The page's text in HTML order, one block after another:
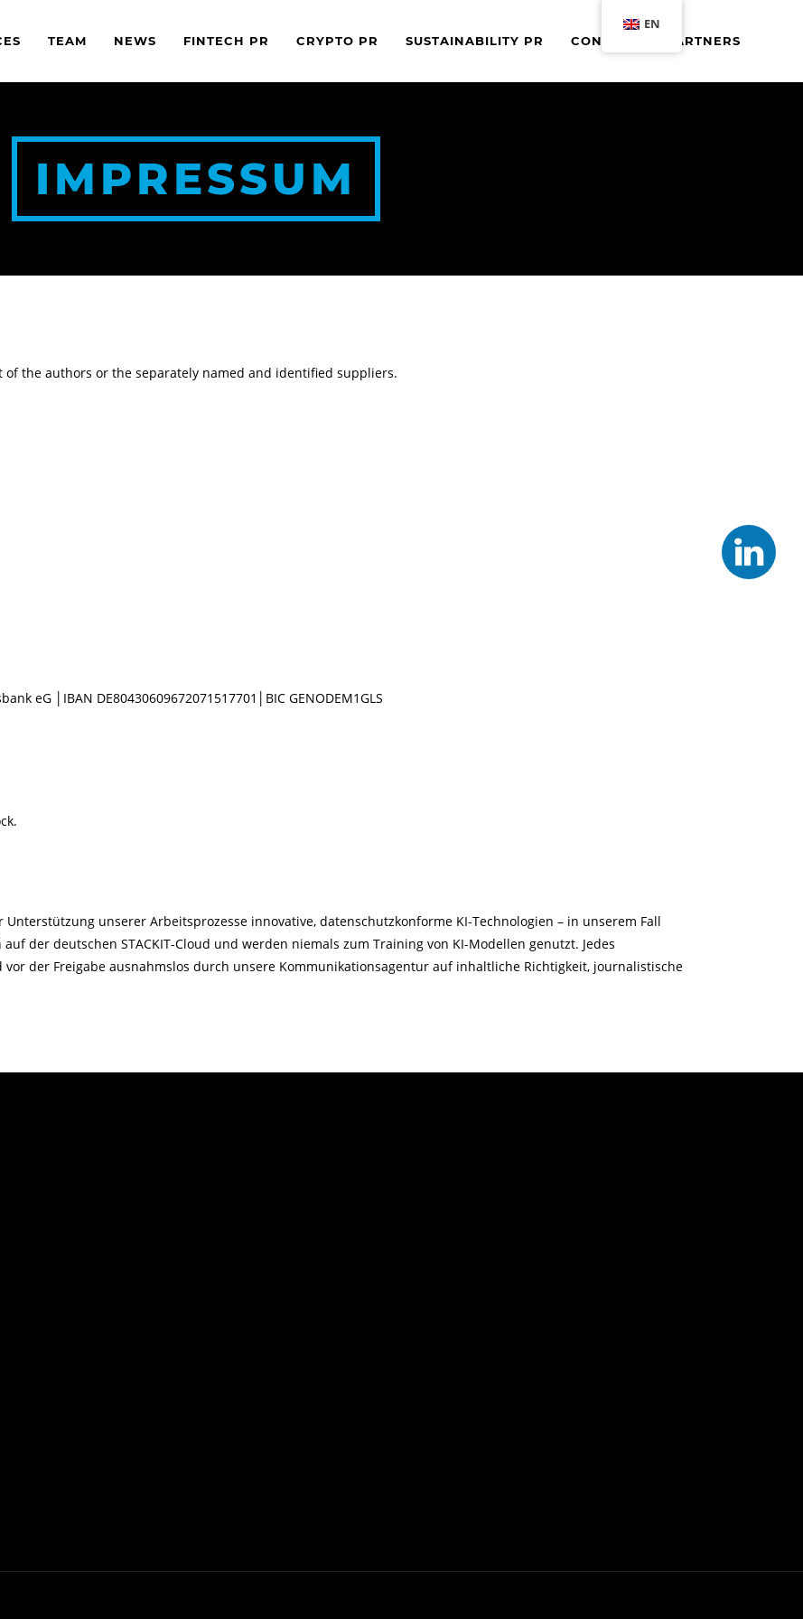
TEAM NEWS FINTECH PR CRYPTO PR SUSTAINABILITY PR CONTACT PARTNERS
IMPRESSUM
the authors or the separately named and identified suppliers.
eG │IBAN DE80430609672071517701│BIC GENODEM1GLS
unserer Arbeitsprozesse innovative, datenschutzkonforme KI-Technologien – in unserem Fall
der deutschen STACKIT-Cloud und werden niemals zum Training von KI-Modellen genutzt. Jedes
der Freigabe ausnahmslos durch unsere Kommunikationsagentur auf inhaltliche Richtigkeit, journalistische
EN